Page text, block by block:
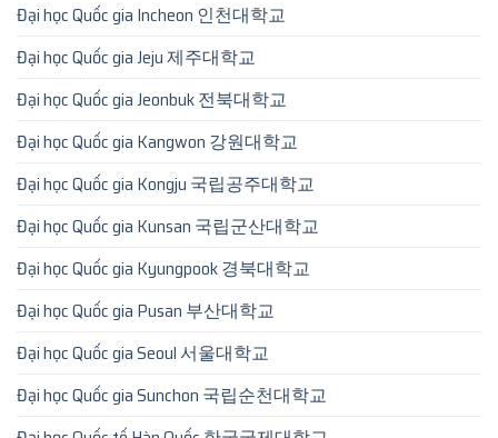
Đại học Quốc gia Incheon 인천대학교
Đại học Quốc gia Jeju 제주대학교
Đại học Quốc gia Jeonbuk 전북대학교
Đại học Quốc gia Kangwon 강원대학교
Đại học Quốc gia Kongju 국립공주대학교
Đại học Quốc gia Kunsan 국립군산대학교
Đại học Quốc gia Kyungpook 경북대학교
Đại học Quốc gia Pusan 부산대학교
Đại học Quốc gia Seoul 서울대학교
Đại học Quốc gia Sunchon 국립순천대학교